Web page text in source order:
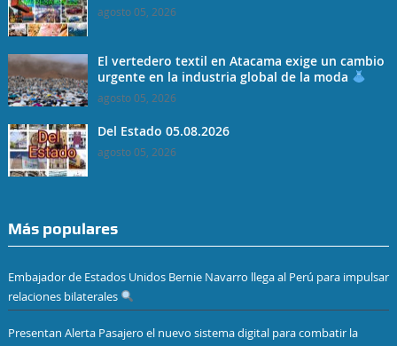
agosto 05, 2026
El vertedero textil en Atacama exige un cambio
urgente en la industria global de la moda
agosto 05, 2026
Del Estado 05.08.2026
agosto 05, 2026
Más populares
Embajador de Estados Unidos Bernie Navarro llega al Perú para impulsar
relaciones bilaterales
Presentan Alerta Pasajero el nuevo sistema digital para combatir la